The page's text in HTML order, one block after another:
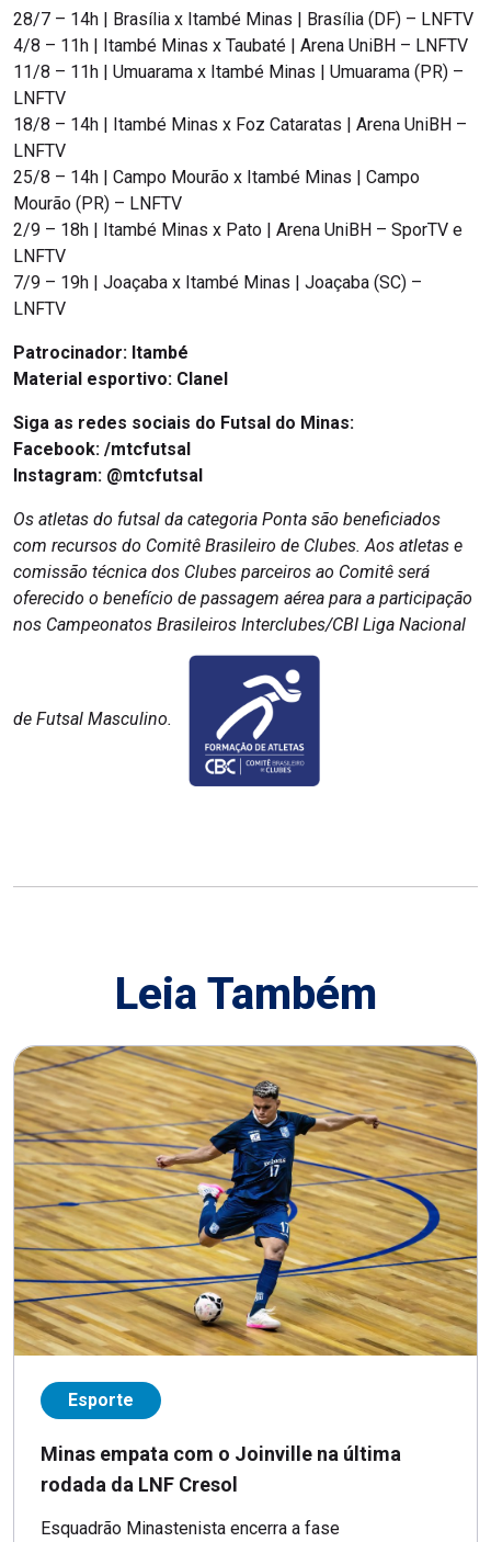
28/7 – 14h | Brasília x Itambé Minas | Brasília (DF) – LNFTV
4/8 – 11h | Itambé Minas x Taubaté | Arena UniBH – LNFTV
11/8 – 11h | Umuarama x Itambé Minas | Umuarama (PR) –
LNFTV
18/8 – 14h | Itambé Minas x Foz Cataratas | Arena UniBH –
LNFTV
25/8 – 14h | Campo Mourão x Itambé Minas | Campo
Mourão (PR) – LNFTV
2/9 – 18h | Itambé Minas x Pato | Arena UniBH – SporTV e
LNFTV
7/9 – 19h | Joaçaba x Itambé Minas | Joaçaba (SC) –
LNFTV
Patrocinador: Itambé
Material esportivo: Clanel
Siga as redes sociais do Futsal do Minas:
Facebook: /mtcfutsal
Instagram: @mtcfutsal
Os atletas do futsal da categoria Ponta são beneficiados
com recursos do Comitê Brasileiro de Clubes. Aos atletas e
comissão técnica dos Clubes parceiros ao Comitê será
oferecido o benefício de passagem aérea para a participação
nos Campeonatos Brasileiros Interclubes/CBI Liga Nacional
de Futsal Masculino.
Leia Também
Esporte
Minas empata com o Joinville na última
rodada da LNF Cresol
Esquadrão Minastenista encerra a fase